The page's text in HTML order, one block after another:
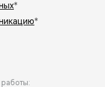
*
*